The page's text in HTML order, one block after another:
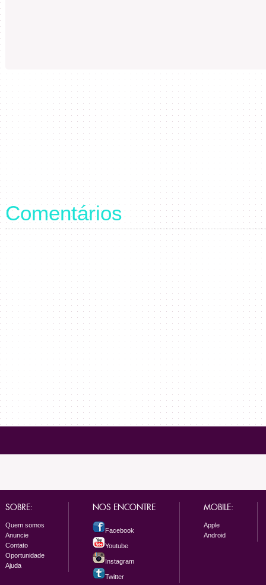
Comentários
SOBRE:
Quem somos
Anuncie
Contato
Oportunidade
Ajuda
NOS ENCONTRE
Facebook
Youtube
Instagram
Twitter
MOBILE:
Apple
Android